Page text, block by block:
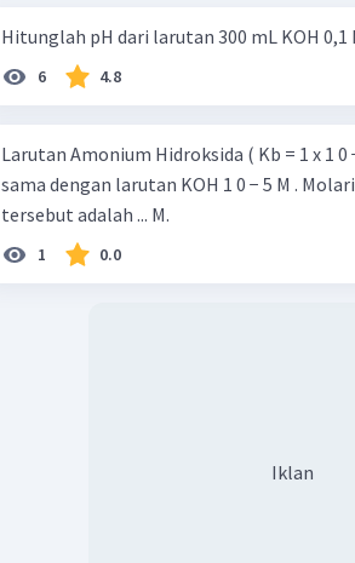
Hitunglah pH dari larutan 300 mL KOH
6 4.8
Larutan Amonium Hidroksida ( Kb = 1 x 1 0
sama dengan larutan KOH 1 0 − 5 M .
tersebut adalah ... M.
1 0.0
Iklan